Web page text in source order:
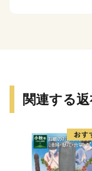
◆お礼の品につ
・鹿児島市に寄
品をお送りしま
関連する